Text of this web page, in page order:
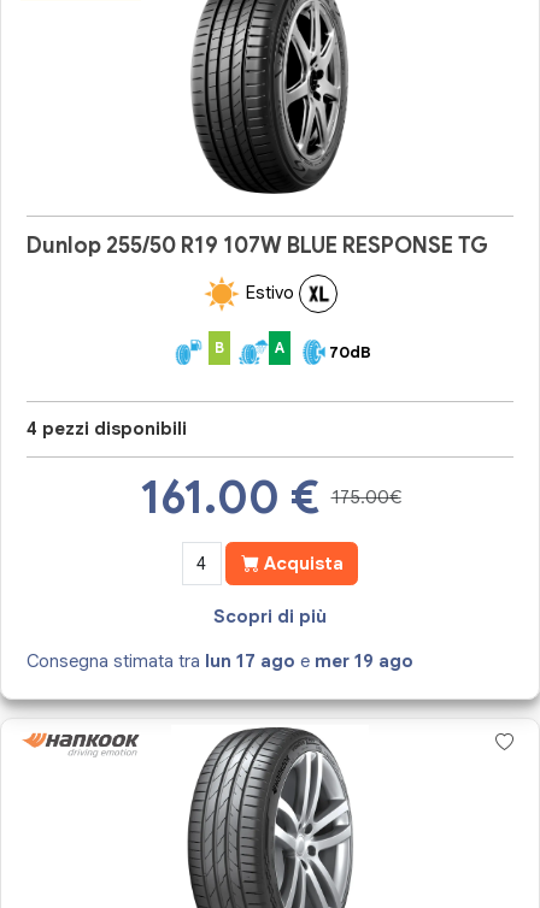
Dunlop 255/50 R19 107W BLUE RESPONSE TG
Estivo
B A 70dB
4 pezzi disponibili
161.00 € 175.00€
Acquista
Scopri di più
Consegna stimata tra lun 17 ago e mer 19 ago